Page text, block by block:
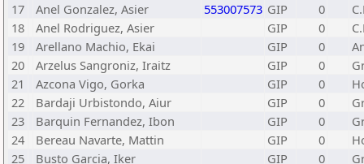
17
Anel Gonzalez, Asier 553007573 GIP 0
18
Anel Rodriguez, Asier GIP 0
19
Arellano Machio, Ekai GIP 0
20
Arzelus Sangroniz, Iraitz GIP 0
21
Azcona Vigo, Gorka GIP 0
22
Bardaji Urbistondo, Aiur GIP 0
23
Barquin Fernandez, Ibon GIP 0
24
Bereau Navarte, Mattin GIP 0
25
Busto Garcia, Iker GIP 0